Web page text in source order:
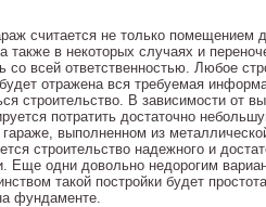
считается не только помещением
в некоторых случаях и
со всей ответственностью. Любое
отражена вся требуемая
строительство. В зависимости от
потратить достаточно
выполненном из
строительство надежного и
Еще одни довольно недорогим
такой постройки будет
фундаменте.